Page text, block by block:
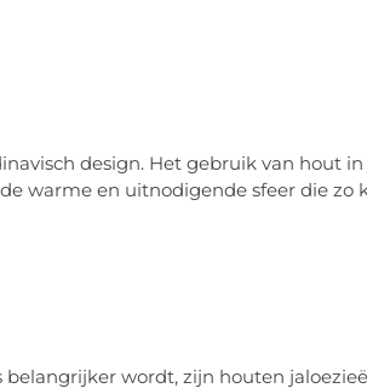
design. Het gebruik van hout
warme en uitnodigende sfeer die zo
wordt, zijn houten